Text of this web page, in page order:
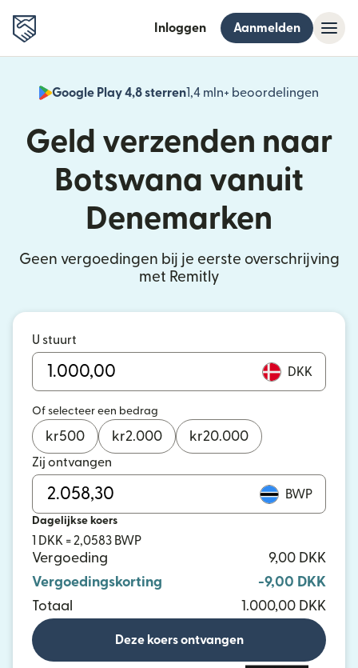
Inloggen Aanmelden
Google Play 4,8 sterren1,4 mln+ beoordelingen
Geld verzenden naar
Botswana vanuit
Denemarken
Geen vergoedingen bij je eerste overschrijving
met Remitly
U stuurt
DKK
Of selecteer een bedrag
kr500 kr2.000 kr20.000
Zij ontvangen
BWP
Dagelijkse koers
1 DKK = 2,0583 BWP
Vergoeding
9,00 DKK
Vergoedingskorting
-9,00 DKK
Totaal
1.000,00 DKK
Deze koers ontvangen